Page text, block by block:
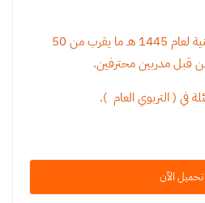
تجميعات اختبار الرخصة المهنية لعام 1445 هـ ما يقرب من 50
قبل مدربين محترفين.
في ( التربوي العام ).
تحميل الآن